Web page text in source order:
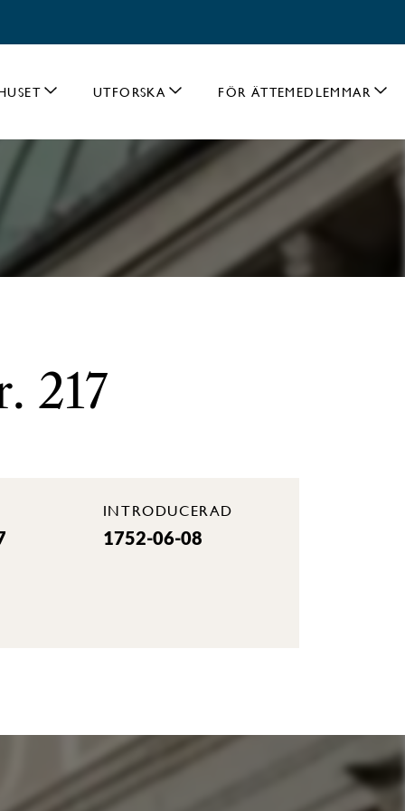
UTFORSKA FÖR ÄTTEMEDLEMMAR
217
INTRODUCERAD
1752-06-08